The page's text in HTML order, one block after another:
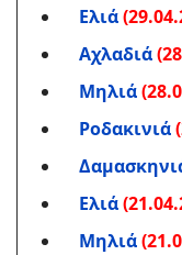
Ελιά
Αχλαδιά
Μηλιά
Ροδακινιά
Ελιά
Μηλιά